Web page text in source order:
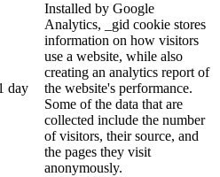
day
Installed by Google
Analytics, _gid cookie stores
information on how visitors
use a website, while also
creating an analytics report of
the website's performance.
Some of the data that are
collected include the number
of visitors, their source, and
the pages they visit
anonymously.